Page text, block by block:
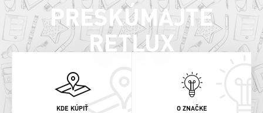
PRESKÚMAJTE
RETLUX
KDE KÚPIŤ O ZNAČKE